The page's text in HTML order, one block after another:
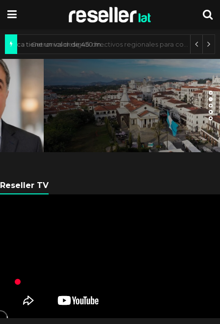
Mercado de IA agéntica tiene un valor de 450 mil millones de dólares
ES NOTICIA
Axis Communications y
Guatemala crean una ciudad
inteligente
Reseller TV